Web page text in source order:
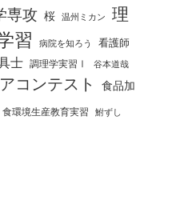
専攻 桜 温州ミカン
理
習 病院を知ろう 看護師
士 調理学実習Ⅰ 谷本道哉
コンテスト
食品加
食環境生産教育実習 鮒ずし